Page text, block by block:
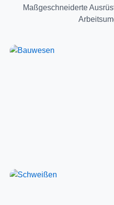
Maßgeschneiderte